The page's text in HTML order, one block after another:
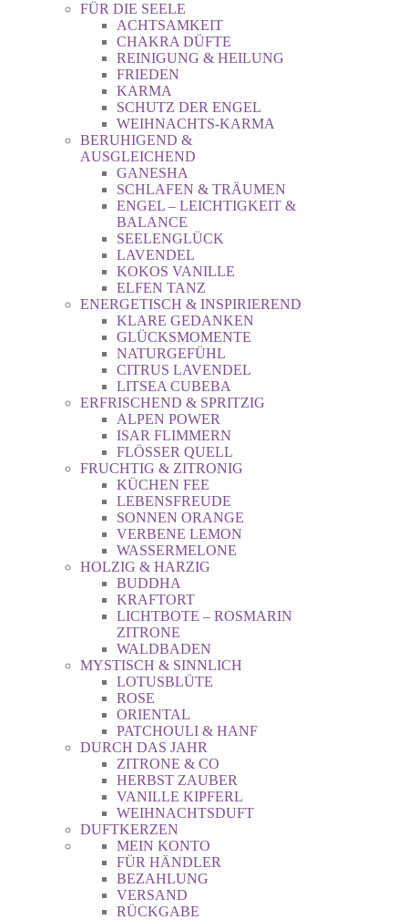
FÜR DIE SEELE
ACHTSAMKEIT
CHAKRA DÜFTE
REINIGUNG & HEILUNG
FRIEDEN
KARMA
SCHUTZ DER ENGEL
WEIHNACHTS-KARMA
BERUHIGEND &
AUSGLEICHEND
GANESHA
SCHLAFEN & TRÄUMEN
ENGEL – LEICHTIGKEIT &
BALANCE
SEELENGLÜCK
LAVENDEL
KOKOS VANILLE
ELFEN TANZ
ENERGETISCH & INSPIRIEREND
KLARE GEDANKEN
GLÜCKSMOMENTE
NATURGEFÜHL
CITRUS LAVENDEL
LITSEA CUBEBA
ERFRISCHEND & SPRITZIG
ALPEN POWER
ISAR FLIMMERN
FLÖSSER QUELL
FRUCHTIG & ZITRONIG
KÜCHEN FEE
LEBENSFREUDE
SONNEN ORANGE
VERBENE LEMON
WASSERMELONE
HOLZIG & HARZIG
BUDDHA
KRAFTORT
LICHTBOTE – ROSMARIN
ZITRONE
WALDBADEN
MYSTISCH & SINNLICH
LOTUSBLÜTE
ROSE
ORIENTAL
PATCHOULI & HANF
DURCH DAS JAHR
ZITRONE & CO
HERBST ZAUBER
VANILLE KIPFERL
WEIHNACHTSDUFT
DUFTKERZEN
MEIN KONTO
FÜR HÄNDLER
BEZAHLUNG
VERSAND
RÜCKGABE